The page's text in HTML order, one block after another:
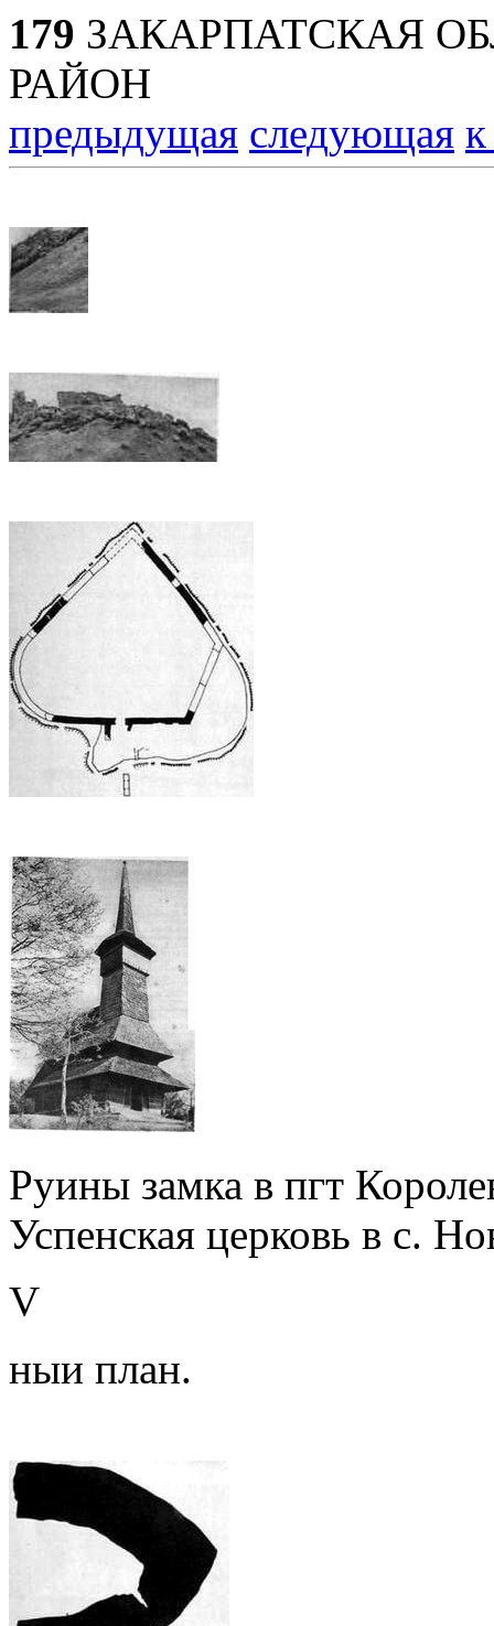
179 ЗАКАРПАТСКАЯ
РАЙОН
предыдущая следующая
Руины замка в пгт
Успенская церковь в с.
V
ныи план.